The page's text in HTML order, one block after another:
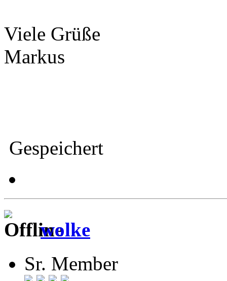
Viele Grüße
Markus
Gespeichert
wolke
Sr. Member